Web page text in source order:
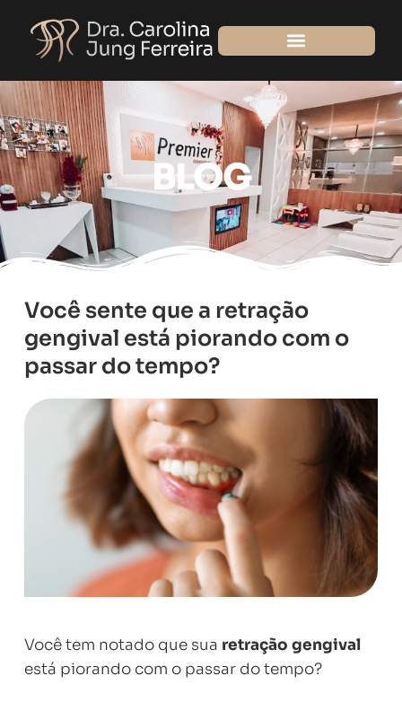
BLOG
Você sente que a retração
gengival está piorando com o
passar do tempo?
Você tem notado que sua retração gengival
está piorando com o passar do tempo?